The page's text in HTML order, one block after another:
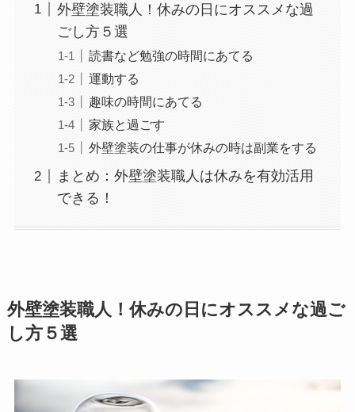
外壁塗装職人！休みの日にオススメな過
ごし方５選
読書など勉強の時間にあてる
運動する
趣味の時間にあてる
家族と過ごす
外壁塗装の仕事が休みの時は副業をする
まとめ：外壁塗装職人は休みを有効活用
できる！
外壁塗装職人！休みの日にオススメな過ご
し方５選